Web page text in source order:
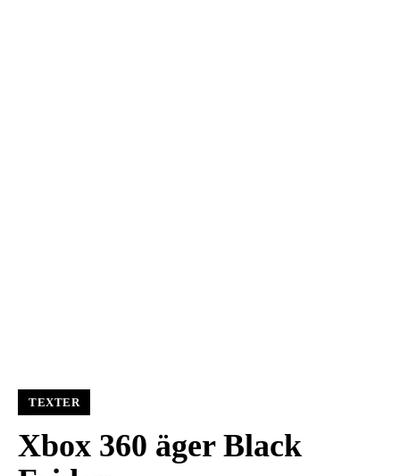
TEXTER
Xbox 360 äger Black